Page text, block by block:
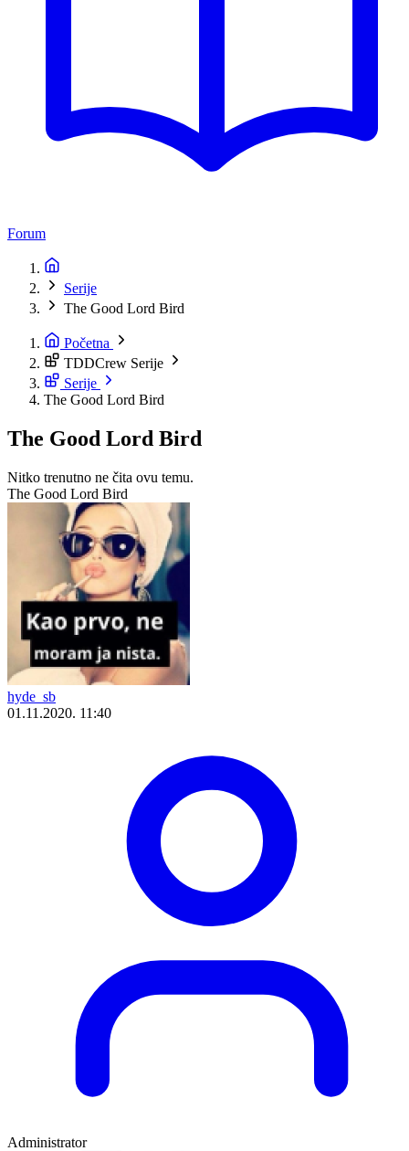
Forum
Serije
The Good Lord Bird
Početna
TDDCrew Serije
Serije
The Good Lord Bird
The Good Lord Bird
Nitko trenutno ne čita ovu temu.
The Good Lord Bird
hyde_sb
01.11.2020. 11:40
Administrator